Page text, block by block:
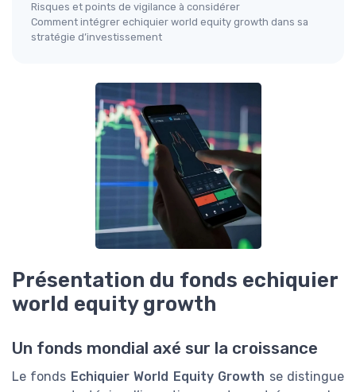
Risques et points de vigilance à considérer
Comment intégrer echiquier world equity growth dans sa
stratégie d’investissement
Présentation du fonds echiquier
world equity growth
Un fonds mondial axé sur la croissance
Le fonds Echiquier World Equity Growth se distingue